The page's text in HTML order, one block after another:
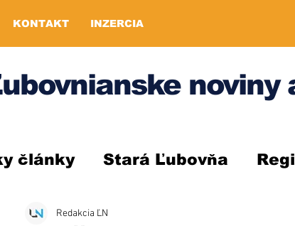
KONTAKT INZERCIA
noviny
články Stará Ľubovňa
Redakcia ĽN